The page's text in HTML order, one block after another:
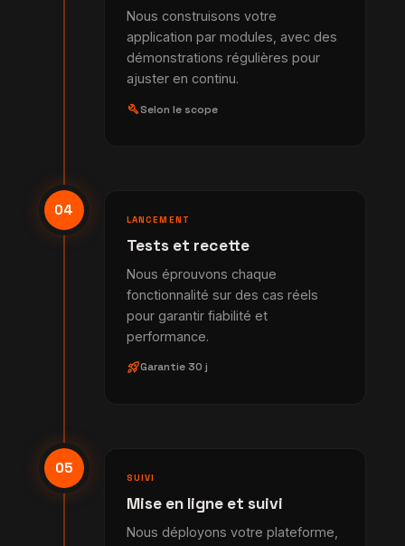
Nous construisons votre
application par modules, avec des
démonstrations régulières pour
ajuster en continu.
buildSelon le scope
04
LANCEMENT
Tests et recette
Nous éprouvons chaque
fonctionnalité sur des cas réels
pour garantir fiabilité et
performance.
rocket_launchGarantie 30 j
05
SUIVI
Mise en ligne et suivi
Nous déployons votre plateforme,